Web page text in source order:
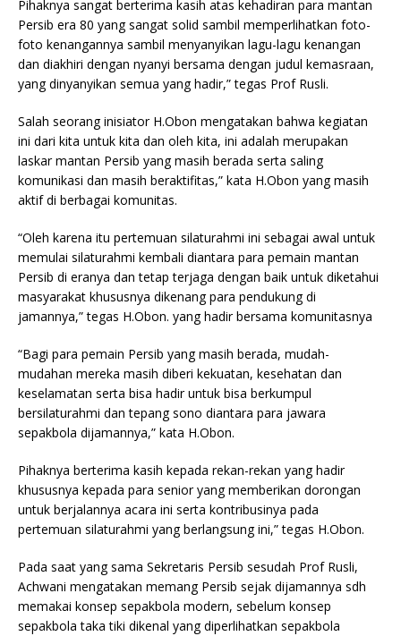
Pihaknya sangat berterima kasih atas kehadiran para mantan
Persib era 80 yang sangat solid sambil memperlihatkan foto-
foto kenangannya sambil menyanyikan lagu-lagu kenangan
dan diakhiri dengan nyanyi bersama dengan judul kemasraan,
yang dinyanyikan semua yang hadir,” tegas Prof Rusli.
Salah seorang inisiator H.Obon mengatakan bahwa kegiatan
ini dari kita untuk kita dan oleh kita, ini adalah merupakan
laskar mantan Persib yang masih berada serta saling
komunikasi dan masih beraktifitas,” kata H.Obon yang masih
aktif di berbagai komunitas.
“Oleh karena itu pertemuan silaturahmi ini sebagai awal untuk
memulai silaturahmi kembali diantara para pemain mantan
Persib di eranya dan tetap terjaga dengan baik untuk diketahui
masyarakat khususnya dikenang para pendukung di
jamannya,” tegas H.Obon. yang hadir bersama komunitasnya
“Bagi para pemain Persib yang masih berada, mudah-
mudahan mereka masih diberi kekuatan, kesehatan dan
keselamatan serta bisa hadir untuk bisa berkumpul
bersilaturahmi dan tepang sono diantara para jawara
sepakbola dijamannya,” kata H.Obon.
Pihaknya berterima kasih kepada rekan-rekan yang hadir
khususnya kepada para senior yang memberikan dorongan
untuk berjalannya acara ini serta kontribusinya pada
pertemuan silaturahmi yang berlangsung ini,” tegas H.Obon.
Pada saat yang sama Sekretaris Persib sesudah Prof Rusli,
Achwani mengatakan memang Persib sejak dijamannya sdh
memakai konsep sepakbola modern, sebelum konsep
sepakbola taka tiki dikenal yang diperlihatkan sepakbola